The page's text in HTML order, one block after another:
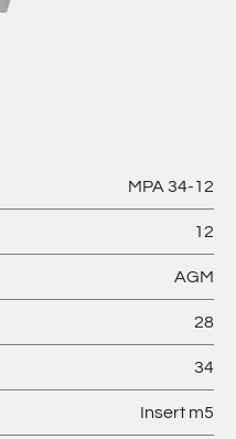
MPA 34-12
12
AGM
28
34
Insert m5